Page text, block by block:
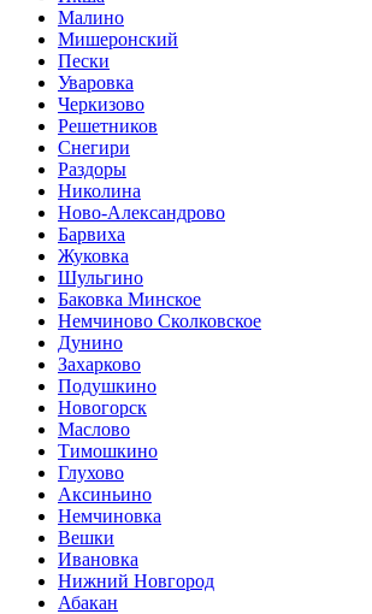
Малино
Мишеронский
Пески
Уваровка
Черкизово
Решетников
Снегири
Раздоры
Николина
Ново-Александрово
Барвиха
Жуковка
Шульгино
Баковка Минское
Немчиново Сколковское
Дунино
Захарково
Подушкино
Новогорск
Маслово
Тимошкино
Глухово
Аксиньино
Немчиновка
Вешки
Ивановка
Нижний Новгород
Абакан